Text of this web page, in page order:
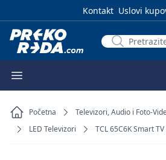
Kontakt Uslovi
Početna Televizori, Audio i Foto-
LED Televizori
TCL 65C6K Smart